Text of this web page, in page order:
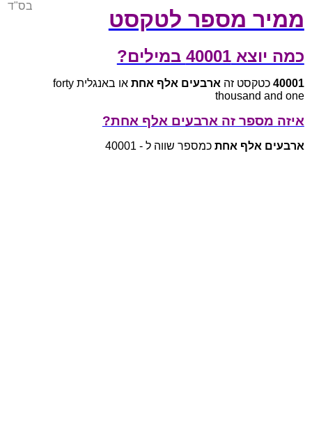
ממיר מספר לטקסט
בס"ד
כמה יוצא 40001 במילים?
40001 כטקסט זה ארבעים אלף אחת
או באנגלית forty
thousand and one
איזה מספר זה ארבעים אלף אחת?
ארבעים אלף אחת כמספר שווה ל - 40001